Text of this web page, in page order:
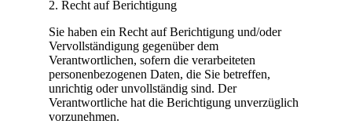
2. Recht auf Berichtigung
Sie haben ein Recht auf Berichtigung und/oder
Vervollständigung gegenüber dem
Verantwortlichen, sofern die verarbeiteten
personenbezogenen Daten, die Sie betreffen,
unrichtig oder unvollständig sind. Der
Verantwortliche hat die Berichtigung unverzüglich
vorzunehmen.